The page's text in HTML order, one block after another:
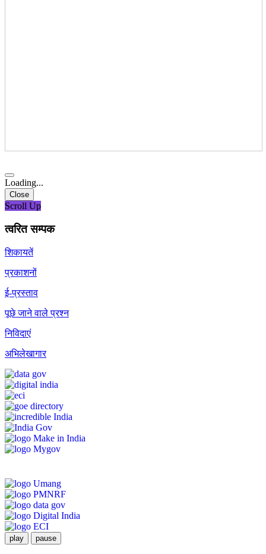
Loading...
Close
Scroll Up
त्वरित सम्पक
शिकायतें
प्रकाशनों
ई-प्रस्ताव
पूछे जाने वाले प्रश्न
निविदाएं
अभिलेखागार
play pause